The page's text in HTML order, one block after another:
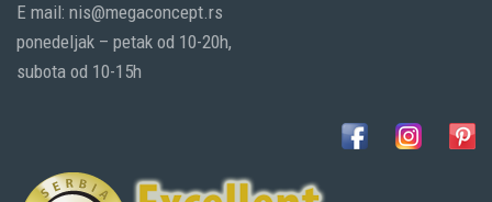
E mail: nis@megaconcept.rs
ponedeljak – petak od 10-20h,
subota od 10-15h